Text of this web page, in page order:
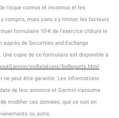
risque connus et inconnus et les
compris, mais sans s'y limiter, les facteurs
formulaire 10-K de l'exercice clôturé le
auprès de Securities and Exchange
copie de ce formulaire est disponible à
invRelations/finReports.html .
ne peut être garantie. Les informations
de leur annonce et Garmin n'assume
modifier ces données, que ce soit en
ou autre.